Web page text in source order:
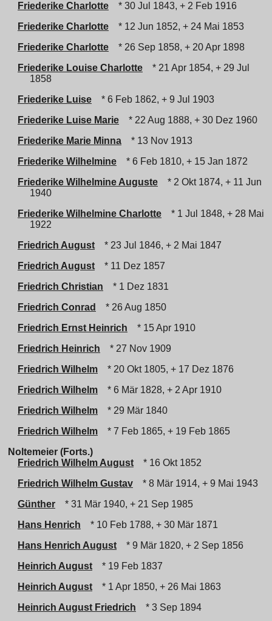
Friederike Charlotte
* 30 Jul 1843, + 2 Feb 1916
Friederike Charlotte
* 12 Jun 1852, + 24 Mai 1853
Friederike Charlotte
* 26 Sep 1858, + 20 Apr 1898
Friederike Louise Charlotte
* 21 Apr 1854, + 29 Jul
1858
Friederike Luise
* 6 Feb 1862, + 9 Jul 1903
Friederike Luise Marie
* 22 Aug 1888, + 30 Dez 1960
Friederike Marie Minna
* 13 Nov 1913
Friederike Wilhelmine
* 6 Feb 1810, + 15 Jan 1872
Friederike Wilhelmine Auguste
* 2 Okt 1874, + 11 Jun
1940
Friederike Wilhelmine Charlotte
* 1 Jul 1848, + 28 Mai
1922
Friedrich August
* 23 Jul 1846, + 2 Mai 1847
Friedrich August
* 11 Dez 1857
Friedrich Christian
* 1 Dez 1831
Friedrich Conrad
* 26 Aug 1850
Friedrich Ernst Heinrich
* 15 Apr 1910
Friedrich Heinrich
* 27 Nov 1909
Friedrich Wilhelm
* 20 Okt 1805, + 17 Dez 1876
Friedrich Wilhelm
* 6 Mär 1828, + 2 Apr 1910
Friedrich Wilhelm
* 29 Mär 1840
Friedrich Wilhelm
* 7 Feb 1865, + 19 Feb 1865
Noltemeier (Forts.)
Friedrich Wilhelm August
* 16 Okt 1852
Friedrich Wilhelm Gustav
* 8 Mär 1914, + 9 Mai 1943
Günther
* 31 Mär 1940, + 21 Sep 1985
Hans Henrich
* 10 Feb 1788, + 30 Mär 1871
Hans Henrich August
* 9 Mär 1820, + 2 Sep 1856
Heinrich August
* 19 Feb 1837
Heinrich August
* 1 Apr 1850, + 26 Mai 1863
Heinrich August Friedrich
* 3 Sep 1894